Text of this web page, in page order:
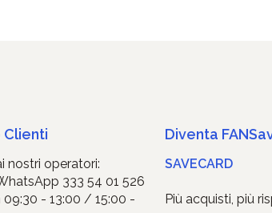
Clienti
nostri operatori:
333 54 01 526
09:30 - 13:00 / 15:00 -
Diventa
SAVECARD
Più acquisti, più